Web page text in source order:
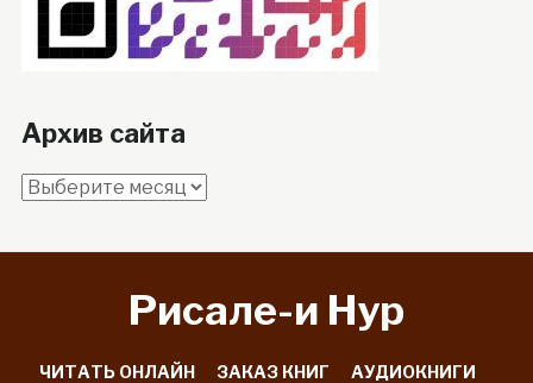
Архив сайта
Архив
Рисале-и Hyp
ЧИТАТЬ ОНЛАЙН ЗАКАЗ КНИГ
АУДИОКНИГИ